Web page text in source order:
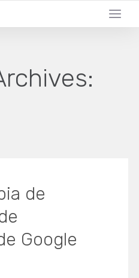
de
Google